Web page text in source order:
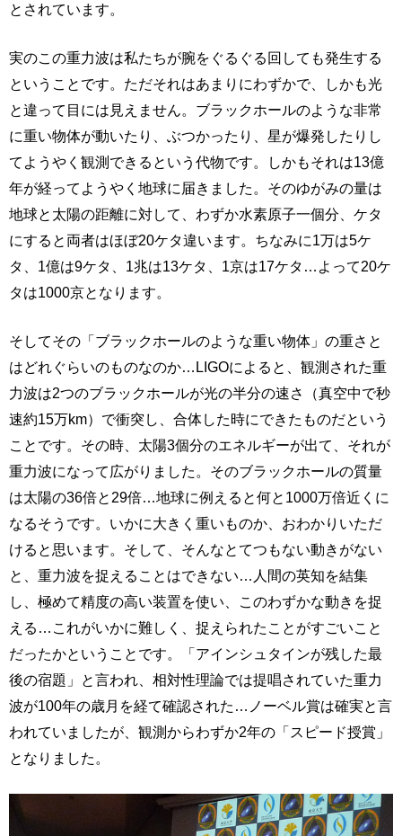
とされています。
実のこの重力波は私たちが腕をぐるぐる回しても発生する
ということです。ただそれはあまりにわずかで、しかも光
と違って目には見えません。ブラックホールのような非常
に重い物体が動いたり、ぶつかったり、星が爆発したりし
てようやく観測できるという代物です。しかもそれは13億
年が経ってようやく地球に届きました。そのゆがみの量は
地球と太陽の距離に対して、わずか水素原子一個分、ケタ
にすると両者はほぼ20ケタ違います。ちなみに1万は5ケ
タ、1億は9ケタ、1兆は13ケタ、1京は17ケタ…よって20ケ
タは1000京となります。
そしてその「ブラックホールのような重い物体」の重さと
はどれぐらいのものなのか…LIGOによると、観測された重
力波は2つのブラックホールが光の半分の速さ（真空中で秒
速約15万km）で衝突し、合体した時にできたものだという
ことです。その時、太陽3個分のエネルギーが出て、それが
重力波になって広がりました。そのブラックホールの質量
は太陽の36倍と29倍…地球に例えると何と1000万倍近くに
なるそうです。いかに大きく重いものか、おわかりいただ
けると思います。そして、そんなとてつもない動きがない
と、重力波を捉えることはできない…人間の英知を結集
し、極めて精度の高い装置を使い、このわずかな動きを捉
える…これがいかに難しく、捉えられたことがすごいこと
だったかということです。「アインシュタインが残した最
後の宿題」と言われ、相対性理論では提唱されていた重力
波が100年の歳月を経て確認された…ノーベル賞は確実と言
われていましたが、観測からわずか2年の「スピード授賞」
となりました。